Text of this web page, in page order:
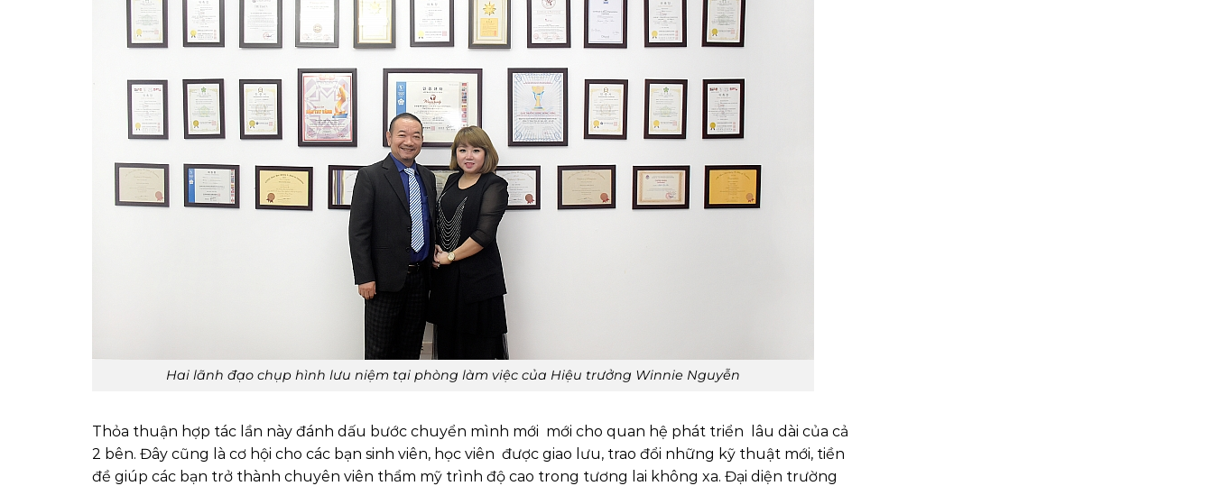
Hai lãnh đạo chụp hình lưu niệm tại phòng làm việc của Hiệu trưởng Winnie Nguyễn
Thỏa thuận hợp tác lần này đánh dấu bước chuyển mình mới mới cho quan hệ phát triển lâu dài của cả
2 bên. Đây cũng là cơ hội cho các bạn sinh viên, học viên được giao lưu, trao đổi những kỹ thuật mới, tiền
đề giúp các bạn trở thành chuyên viên thẩm mỹ trình độ cao trong tương lai không xa. Đại diện trường